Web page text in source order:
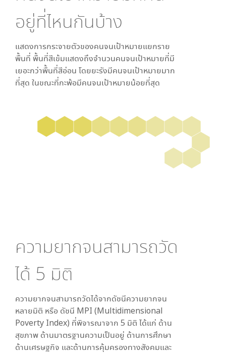
อยู่ที่ไหนกันบ้าง
แสดงการกระจายตัวของคนจนเป้าหมายแยกราย
พื้นที่ พื้นที่สีเข้มแสดงถึงจำนวนคนจนเป้าหมายที่มี
เยอะกว่าพื้นที่สีอ่อน โดยยะรังมีคนจนเป้าหมายมาก
ที่สุด ในขณะที่กะพ้อมีคนจนเป้าหมายน้อยที่สุด
ความยากจนสามารถวัด
ได้ 5 มิติ
ความยากจนสามารถวัดได้จากดัชนีความยากจน
หลายมิติ หรือ ดัชนี MPI (Multidimensional
Poverty Index) ที่พิจารณาจาก 5 มิติ ได้แก่ ด้าน
สุขภาพ ด้านมาตรฐานความเป็นอยู่ ด้านการศึกษา
ด้านเศรษฐกิจ และด้านการคุ้มครองทางสังคมและ